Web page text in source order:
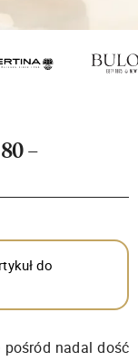
–
do
nadal dość